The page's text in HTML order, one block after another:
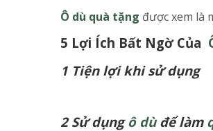
Ô dù quà tặng được xem là
5 Lợi Ích Bất Ngờ Của
1 Tiện lợi khi sử dụng
2 Sử dụng ô dùđể làm